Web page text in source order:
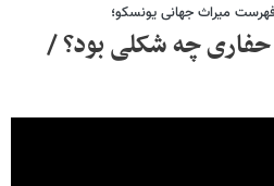
میراث جهانی یونسکو؛
چه شکلی بود؟ /